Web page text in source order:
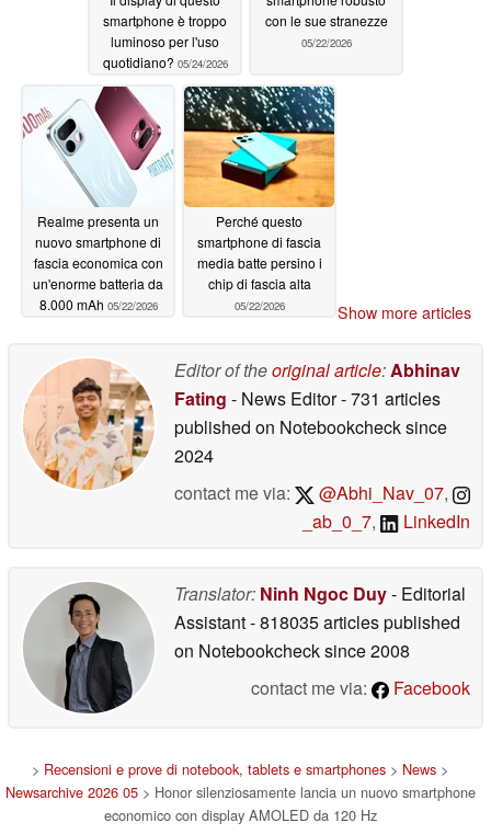
smartphone è troppo
luminoso per l'uso
quotidiano? 05/24/2026
con le sue stranezze
05/22/2026
Realme presenta un
nuovo smartphone di
fascia economica con
un'enorme batteria da
8.000 mAh 05/22/2026
Perché questo
smartphone di fascia
media batte persino i
chip di fascia alta
05/22/2026 Show more articles
Editor of theoriginal article:Abhinav
Fating - News Editor- 731 articles
published on Notebookchecksince
2024
contact me via:
@Abhi_Nav_07,
_ab_0_7, LinkedIn
Translator: Ninh Ngoc Duy- Editorial
Assistant- 818035 articles published
on Notebookchecksince 2008
contact me via:
Facebook
> Recensioni e prove di notebook, tablets e smartphones > News >
Newsarchive 2026 05> Honor silenziosamente lancia un nuovo smartphone
economico con display AMOLED da 120 Hz